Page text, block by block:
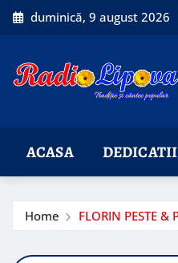
Skip
to
duminică, 9 august 2026
ACASA DEDICATII
Home FLORIN PESTE